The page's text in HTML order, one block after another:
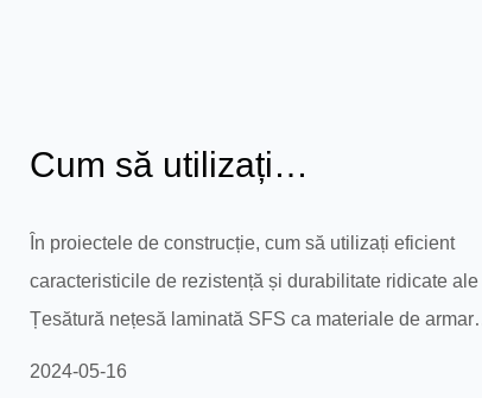
Cum să utilizați
caracteristicile țesăturii
nețesute laminat...
În proiectele de construcție, cum să utilizați eficient
caracteristicile de rezistență și durabilitate ridicate ale
Țesătură nețesă laminată SFS ca materiale de armare a
2024-05-16